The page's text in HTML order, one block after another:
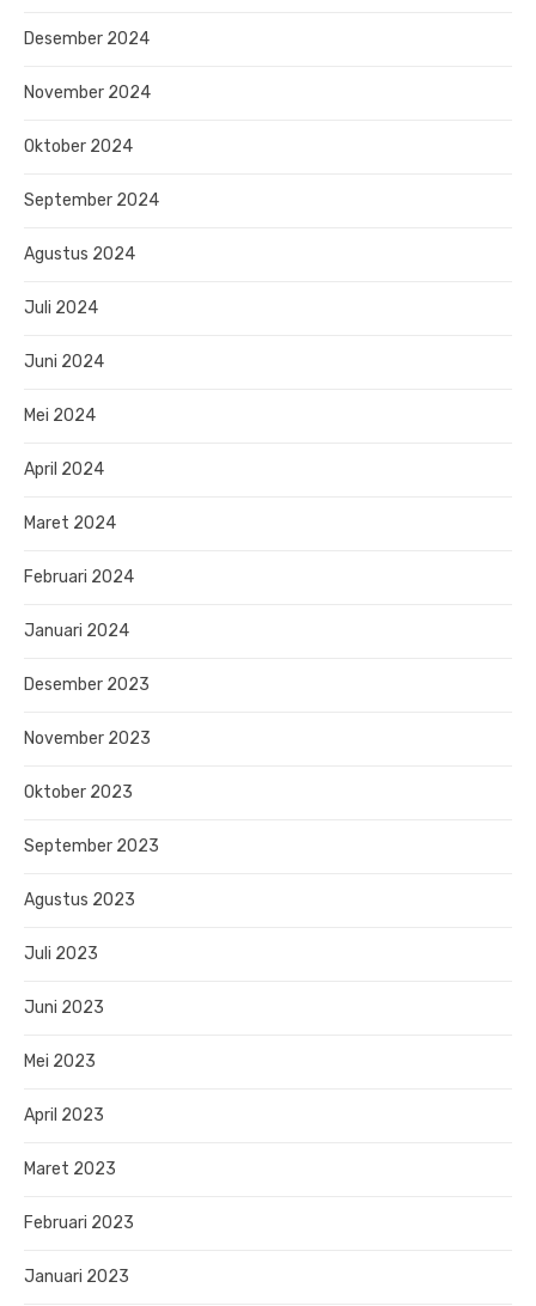
Desember 2024
November 2024
Oktober 2024
September 2024
Agustus 2024
Juli 2024
Juni 2024
Mei 2024
April 2024
Maret 2024
Februari 2024
Januari 2024
Desember 2023
November 2023
Oktober 2023
September 2023
Agustus 2023
Juli 2023
Juni 2023
Mei 2023
April 2023
Maret 2023
Februari 2023
Januari 2023